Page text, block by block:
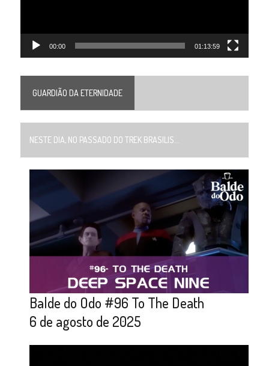
00:00 01:13:59
GUARDIÃO DA ETERNIDADE
NESTE DIA, NO PASSADO DO TREK BRASILIS...
Balde do Odo #96 To The Death
6 de agosto de 2025